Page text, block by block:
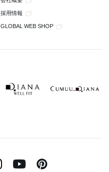
採用情報
GLOBAL WEB SHOP